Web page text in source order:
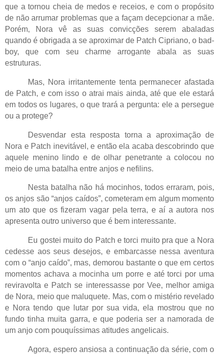
que a tornou cheia de medos e receios, e com o propósito
de não arrumar problemas que a façam decepcionar a mãe.
Porém, Nora vê as suas convicções serem abaladas
quando é obrigada a se aproximar de Patch Cipriano, o bad-
boy, que com seu charme arrogante abala as suas
estruturas.
Mas, Nora irritantemente tenta permanecer afastada
de Patch, e com isso o atrai mais ainda, até que ele estará
em todos os lugares, o que trará a pergunta: ele a persegue
ou a protege?
Desvendar esta resposta torna a aproximação de
Nora e Patch inevitável, e então ela acaba descobrindo que
aquele menino lindo e de olhar penetrante a colocou no
meio de uma batalha entre anjos e nefilins.
Nesta batalha não há mocinhos, todos erraram, pois,
os anjos são “anjos caídos”, cometeram em algum momento
um ato que os fizeram vagar pela terra, e aí a autora nos
apresenta outro universo que é bem interessante.
Eu gostei muito do Patch e torci muito pra que a Nora
cedesse aos seus desejos, e embarcasse nessa aventura
com o “anjo caído”, mas, demorou bastante o que em certos
momentos achava a mocinha um porre e até torci por uma
reviravolta e Patch se interessasse por Vee, melhor amiga
de Nora, meio que maluquete. Mas, com o mistério revelado
e Nora tendo que lutar por sua vida, ela mostrou que no
fundo tinha muita garra, e que poderia ser a namorada de
um anjo com pouquíssimas atitudes angelicais.
Agora, espero ansiosa a continuação da série, com o